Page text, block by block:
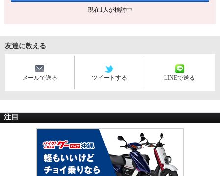
現在1人が検討中
友達に教える
メールで送る ツイートする LINEで送る
注目